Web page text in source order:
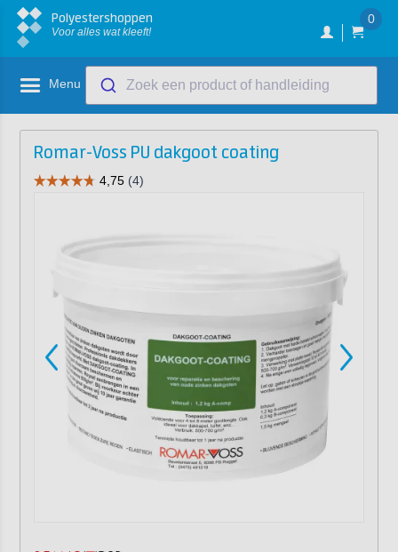
Polyestershoppen
Voor alles wat kleeft!
0
Menu Zoek een product of handleiding
Romar-Voss PU dakgoot coating